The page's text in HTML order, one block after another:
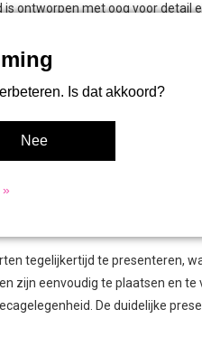
ontworpen met oog voor detail
past bij elke
tegen de elementen.
en gelijkmatige verlichting van
trekt u ook 's avonds de
de A4-menukaarten.
tegelijkertijd te presenteren,
zijn eenvoudig te plaatsen en
De duidelijke
Is dat akkoord?
Nee